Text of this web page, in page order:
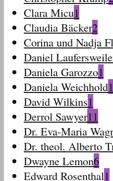
Clara Micu1
Claudia Bäcker2
Corina und Nadja
Daniel
Daniela Garozzo1
Daniela Weichhold1
David Wilkins1
Derrol Sawyer11
Dr. Eva-Maria
Dr. theol. Alberto
Dwayne Lemon6
Edward Rosenthal1